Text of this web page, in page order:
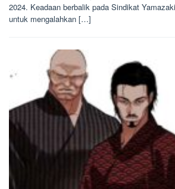
2024. Keadaan berbalik pada Sindikat
untuk mengalahkan […]